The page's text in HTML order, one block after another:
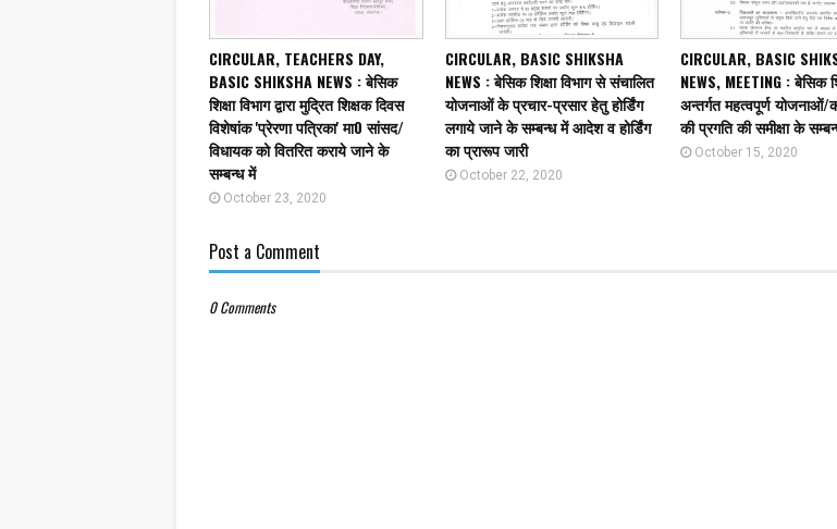
CIRCULAR, TEACHERS DAY,
BASIC SHIKSHA NEWS : बेसिक
शिक्षा विभाग द्वारा मुद्रित शिक्षक दिवस
विशेषांक 'प्रेरणा पत्रिका' मा0 सांसद/
विधायक को वितरित कराये जाने के
सम्बन्ध में
October 23, 2020
CIRCULAR, BASIC SHIKSHA
NEWS : बेसिक शिक्षा विभाग से संचालित
योजनाओं के प्रचार-प्रसार हेतु होर्डिंग
लगाये जाने के सम्बन्ध में आदेश व होर्डिंग
का प्रारूप जारी
October 22, 2020
CIRCULAR, BASIC
NEWS, MEETING : बेसिक
अन्तर्गत महत्वपूर्ण योजनाओं/
की प्रगति की समीक्षा के
October 15, 2020
Post a Comment
0 Comments